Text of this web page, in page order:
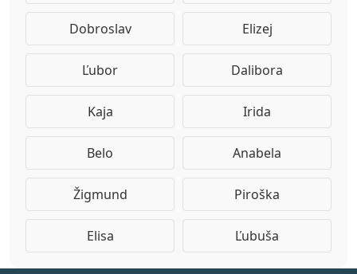
Dobroslav Elizej
Ľubor Dalibora
Kaja Irida
Belo Anabela
Žigmund Piroška
Elisa Ľubuša